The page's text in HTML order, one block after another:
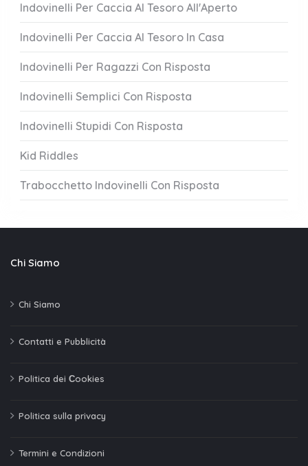
Indovinelli Per Caccia Al Tesoro All'Aperto
Indovinelli Per Caccia Al Tesoro In Casa
Indovinelli Per Ragazzi Con Risposta
Indovinelli Semplici Con Risposta
Indovinelli Stupidi Con Risposta
Kid Riddles
Trabocchetto Indovinelli Con Risposta
Chi Siamo
Chi Siamo
Contatti e Pubblicità
Politica dei Сookies
Politica sulla privacy
Termini e Condizioni